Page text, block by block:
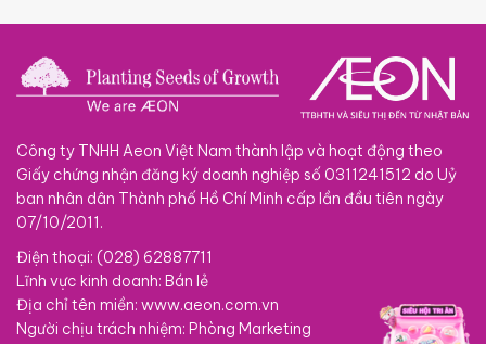
Công ty TNHH Aeon Việt Nam thành lập và hoạt động theo
Giấy chứng nhận đăng ký doanh nghiệp số 0311241512 do Uỷ
ban nhân dân Thành phố Hồ Chí Minh cấp lần đầu tiên ngày
07/10/2011.
Điện thoại: (028) 62887711
Lĩnh vực kinh doanh: Bán lẻ
Địa chỉ tên miền: www.aeon.com.vn
Người chịu trách nhiệm: Phòng Marketing